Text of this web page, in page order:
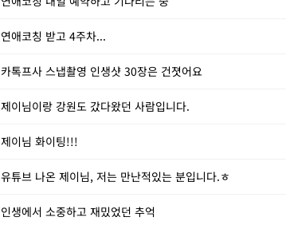
연애코칭 받고 4주차...
카톡프사 스냅촬영 인생샷 30장은 건졋어요
제이님이랑 강원도 갔다왔던 사람입니다.
제이님 화이팅!!!
유튜브 나온 제이님, 저는 만난적있는 분입니다.ㅎ
인생에서 소중하고 재밌었던 추억